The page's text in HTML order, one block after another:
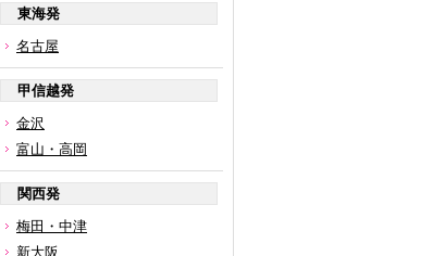
東海発
名古屋
甲信越発
金沢
富山・高岡
関西発
梅田・中津
新大阪